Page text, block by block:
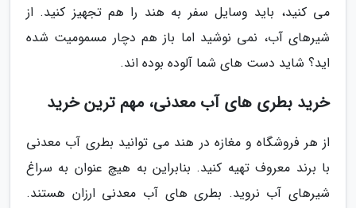
می کنید، باید وسایل سفر به هند را هم تجهیز کنید. از
شیرهای آب، نمی نوشید اما باز هم دچار مسمومیت شده
اید؟ شاید دست های شما آلوده بوده اند.
خرید بطری های آب معدنی، مهم ترین خرید
از هر فروشگاه و مغازه در هند می توانید بطری آب معدنی
با برند معروف تهیه کنید. بنابراین به هیچ عنوان به سراغ
شیرهای آب نروید. بطری های آب معدنی ارزان هستند.